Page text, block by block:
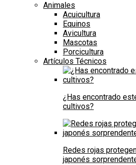
Animales
Acuicultura
Equinos
Avicultura
Mascotas
Porcicultura
Artículos Técnicos
¿Has encontrado
cultivos?
Redes rojas
japonés